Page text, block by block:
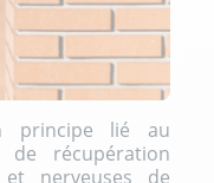
principe lié au
de récupération
et nerveuses de